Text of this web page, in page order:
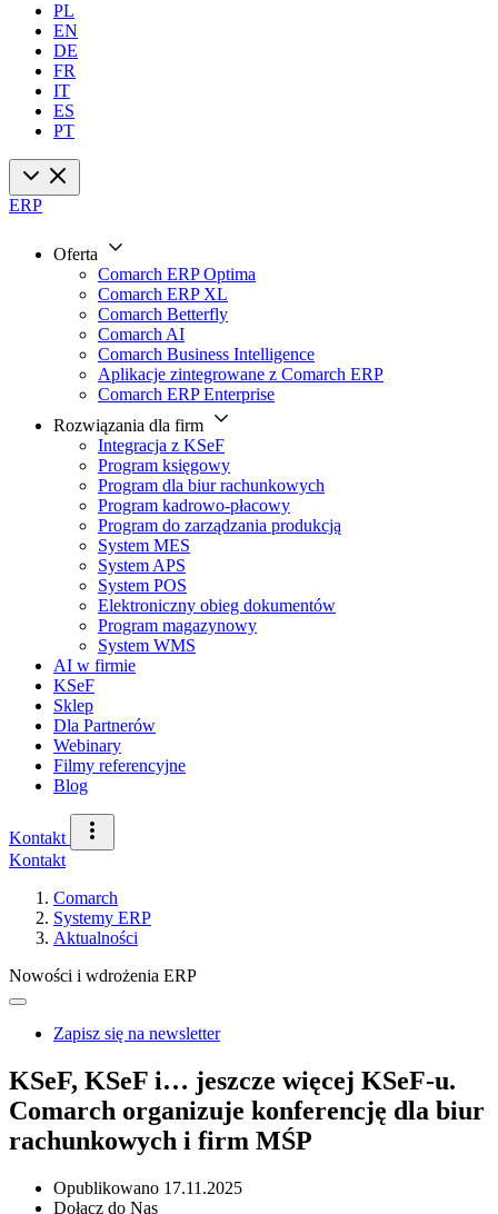
PL
EN
DE
FR
IT
ES
PT
ERP
Oferta
Comarch ERP Optima
Comarch ERP XL
Comarch Betterfly
Comarch AI
Comarch Business Intelligence
Aplikacje zintegrowane z Comarch ERP
Comarch ERP Enterprise
Rozwiązania dla firm
Integracja z KSeF
Program księgowy
Program dla biur rachunkowych
Program kadrowo-płacowy
Program do zarządzania produkcją
System MES
System APS
System POS
Elektroniczny obieg dokumentów
Program magazynowy
System WMS
AI w firmie
KSeF
Sklep
Dla Partnerów
Webinary
Filmy referencyjne
Blog
Kontakt
Kontakt
Comarch
Systemy ERP
Aktualności
Nowości i wdrożenia ERP
Zapisz się na newsletter
KSeF, KSeF i… jeszcze więcej KSeF-u.
Comarch organizuje konferencję dla biur
rachunkowych i firm MŚP
Opublikowano 17.11.2025
Dołącz do Nas